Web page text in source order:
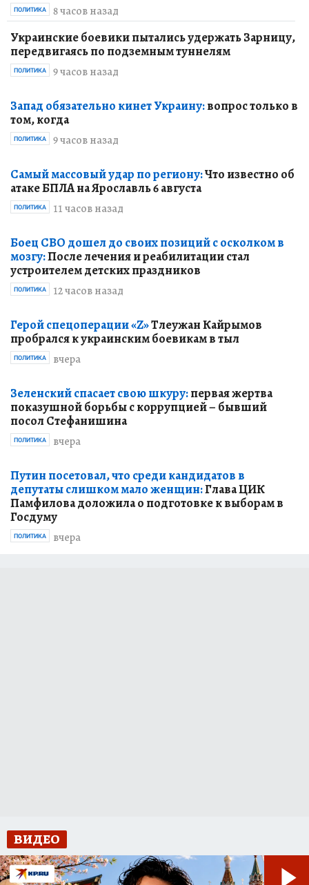
8 часов назад
ПОЛИТИКА
Украинские боевики пытались удержать Зарницу,
передвигаясь по подземным туннелям
9 часов назад
ПОЛИТИКА
Запад обязательно кинет Украину:вопрос только в
том, когда
9 часов назад
ПОЛИТИКА
Самый массовый удар по региону:Что известно об
атаке БПЛА на Ярославль 6 августа
11 часов назад
ПОЛИТИКА
Боец СВО дошел до своих позиций с осколком в
мозгу:После лечения и реабилитации стал
устроителем детских праздников
12 часов назад
ПОЛИТИКА
Герой спецоперации «Z»Тлеужан Кайрымов
пробрался к украинским боевикам в тыл
вчера
ПОЛИТИКА
Зеленский спасает свою шкуру:первая жертва
показушной борьбы с коррупцией – бывший
посол Стефанишина
вчера
ПОЛИТИКА
Путин посетовал, что среди кандидатов в
депутаты слишком мало женщин:Глава ЦИК
Памфилова доложила о подготовке к выборам в
Госдуму
вчера
ПОЛИТИКА
ВИДЕО